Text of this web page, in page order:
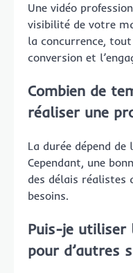
Une vidéo
visibilité de votre
la concurrence,
conversion et
Combien de
réaliser une
La durée dépend
Cependant, une
des délais réalistes
besoins.
Puis-je utiliser
pour d’autres